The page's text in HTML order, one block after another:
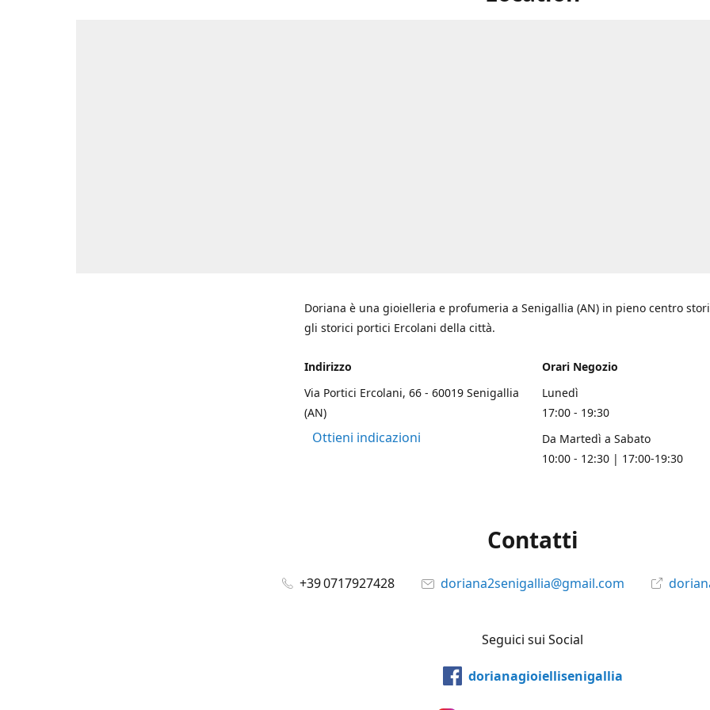
Doriana è una gioielleria e profumeria a Senigallia (AN) in pieno centro
gli storici portici Ercolani della città.
Indirizzo
Via Portici Ercolani, 66 - 60019 Senigallia
(AN)
Ottieni indicazioni
Orari Negozio
Lunedì
17:00 - 19:30
Da Martedì a Sabato
10:00 - 12:30 | 17:00-19:30
Contatti
+39 0717927428 doriana2senigallia@gmail.com
Seguici sui Social
dorianagioiellisenigallia